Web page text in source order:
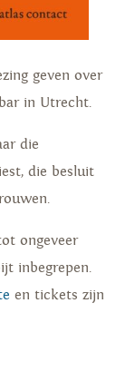
geven over
in Utrecht.
die
die besluit
ongeveer
inbegrepen.
en tickets zijn